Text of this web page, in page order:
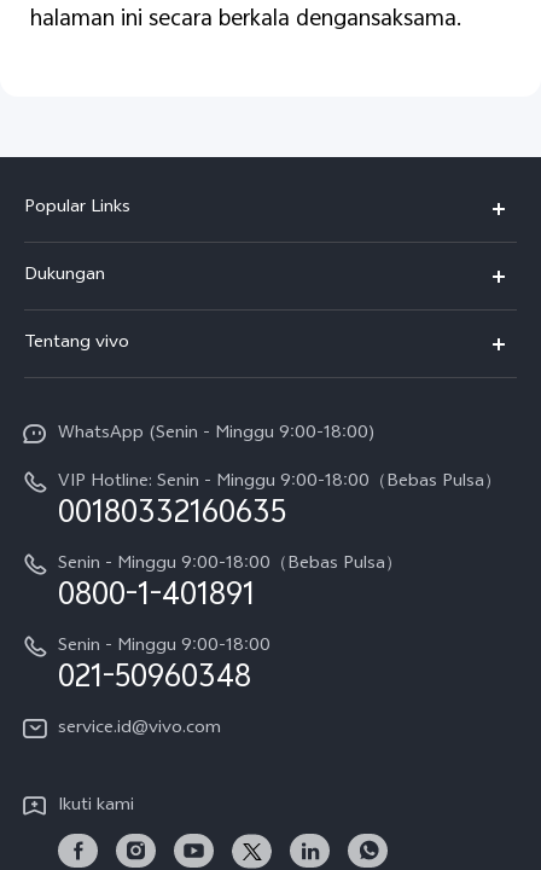
halaman ini secara berkala dengansaksama.
Popular Links
T5
T5 Pro
V70
V70 FE
Y05
X300 Pro
Gerai Terdekat
Dukungan
Service Center
Funtouch OS
Pembaruan Sistem
Harga Spare Part
Otentikasi IMEI
Kebijakan Garansi vivo
Layanan Perbaikan Antar Jemput
Unduh LUT untuk Memulihkan Log
Tentang vivo
Sejarah
Berita
Pemberitahuan Hukum
Tentang Kami
Pusat Privasi vivo
WhatsApp (Senin - Minggu 9:00-18:00)
VIP Hotline: Senin - Minggu 9:00-18:00（Bebas Pulsa）
00180332160635
Senin - Minggu 9:00-18:00（Bebas Pulsa）
0800-1-401891
Senin - Minggu 9:00-18:00
021-50960348
service.id@vivo.com
Ikuti kami